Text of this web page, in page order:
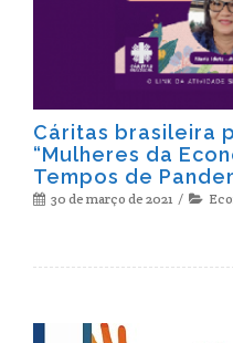
Cáritas brasileira
“Mulheres da
Tempos de
30 de março de 2021